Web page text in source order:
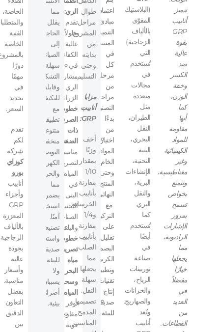
تتميز
أنابيب
GRP
بقوة
عالية
ضد
الكسر
وخفة
الوزن،
كما
أنها
مقاومة
للمواد
الكيميائية
وغير
مغناطيسية،
وتتمتع
بخواص
تسمح
بمرور
الإشارات
الراديوية،
مما
يجعلها
خيارًا
مفضلاً
في
العديد
من
القطاعات.
(البلاستيك
المقوّى
بالألياف
الزجاجية)
التي
تُستخدم
في
مجالات
متعددة
مثل
الطيران،
النقل
البحري،
البنية
التحتية،
الإنشاءات
البرية،
والنقل
البري.
كما
تُستخدم
أيضًا
في
صناعة
توربينات
الرياح،
والخزانات
والصهاريج.
وتُعد
أنابيب
اعتماد
مبادئ
التنمية
المستدامة
في
كل
مرحلة
من
مراحل
التصنيع،
بدءًا
من
اختيار
المواد
الخام
وحتى
المنتج
النهائي،
مع
التركيز
على
تقليل
البصمة
الكربونية
وتطبيق
تقنيات
إنتاج
صديقة
للبيئة.
طوال
مراحل
المشروع
من
بدايته
وحتى
التسليم.
مزايا
أنابيب
GRP:
أخف
وزنًا
بمقدار
1/10
مقارنة
بأنابيب
الخرسانة
و1/4
مقارنة
بأنابيب
الصلب،
مما
يجعلها
سهلة
النقل.
تصميمها
المدمج
المناسب
الري:
تقدم
حلولاً
عالية
الكفاءة
في
مشاريع
الري
الزراعي.
خطوط
الصرف
ذات
الضغط:
مناسبة
لتصريف
المياه
في
البنى
التحتية
الصناعية
والبلدية.
خطوط
تصريف
مياه
البحر
وسحب
المياه:
توفر
مقاومة
قوية
مما
يقلل
الحاجة
إلى
الصيانة.
سهلة
التشكيل
وقابلة
للتكيف
مع
تطبيقات
متنوعة.
منخفضة
التوصيل
الكهربائي
والحراري،
مما
يضمن
استخدامًا
آمنًا.
تصنيعها
واستخدامها
صديقان
للبيئة
ولا
يسببان
أضرارًا
بيئية.
الخاصة،
الفنية
الخاصة
دورًا
مهمًا
في
تحديد
السعر.
تقدم
لكم
شركة
كوزاي
بورو
أنابيب
وأجزاء
GRP
المعززة
بالألياف
الزجاجية
بجودة
عالية
وأسعار
مناسبة.
بفضل
التعاون
الدقيق
بين